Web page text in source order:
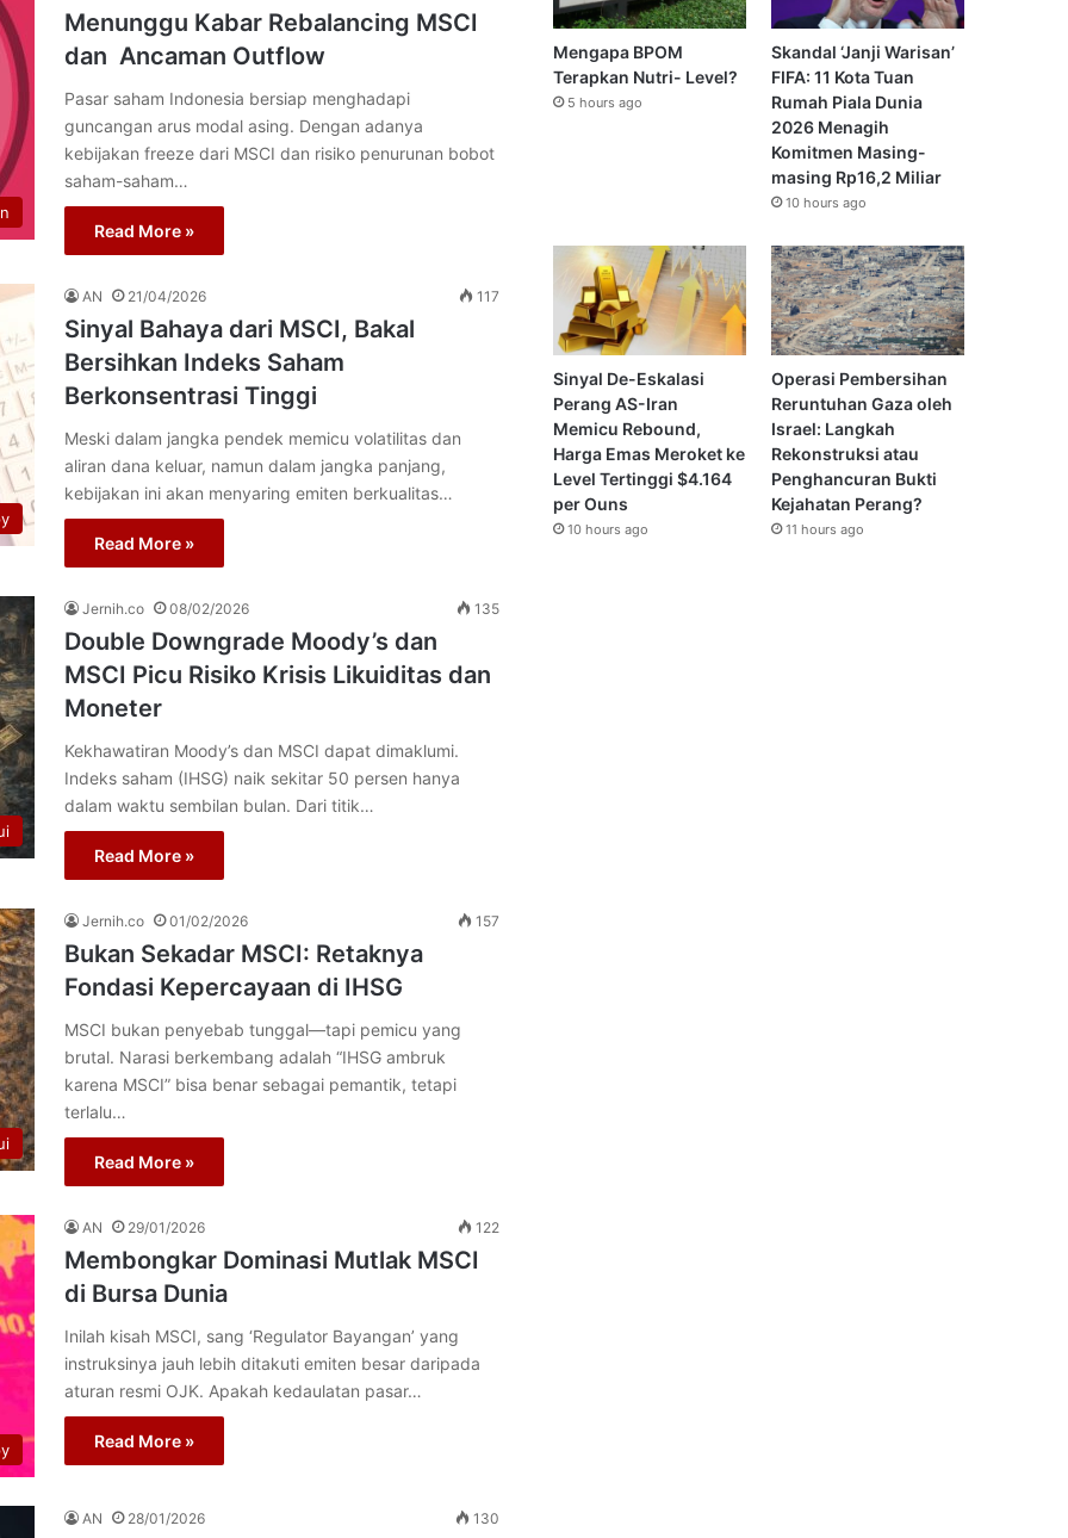
Menunggu Kabar Rebalancing MSCI
dan Ancaman Outflow
Pasar saham Indonesia bersiap menghadapi
guncangan arus modal asing. Dengan adanya
kebijakan freeze dari MSCI dan risiko penurunan bobot
saham-saham…
Read More »
AN 21/04/2026 117
Sinyal Bahaya dari MSCI, Bakal
Bersihkan Indeks Saham
Berkonsentrasi Tinggi
Meski dalam jangka pendek memicu volatilitas dan
aliran dana keluar, namun dalam jangka panjang,
kebijakan ini akan menyaring emiten berkualitas…
Read More »
Jernih.co 08/02/2026 135
Double Downgrade Moody’s dan
MSCI Picu Risiko Krisis Likuiditas dan
Moneter
Kekhawatiran Moody’s dan MSCI dapat dimaklumi.
Indeks saham (IHSG) naik sekitar 50 persen hanya
dalam waktu sembilan bulan. Dari titik…
Read More »
Jernih.co 01/02/2026 157
Bukan Sekadar MSCI: Retaknya
Fondasi Kepercayaan di IHSG
MSCI bukan penyebab tunggal—tapi pemicu yang
brutal. Narasi berkembang adalah “IHSG ambruk
karena MSCI” bisa benar sebagai pemantik, tetapi
terlalu…
Read More »
AN 29/01/2026 122
Membongkar Dominasi Mutlak MSCI
di Bursa Dunia
Inilah kisah MSCI, sang ‘Regulator Bayangan’ yang
instruksinya jauh lebih ditakuti emiten besar daripada
aturan resmi OJK. Apakah kedaulatan pasar…
Read More »
AN 28/01/2026 130
Mengapa BPOM
Terapkan Nutri- Level?
5 hours ago
Skandal ‘Janji Warisan’
FIFA: 11 Kota Tuan
Rumah Piala Dunia
2026 Menagih
Komitmen Masing-
masing Rp16,2 Miliar
10 hours ago
Sinyal De-Eskalasi
Perang AS-Iran
Memicu Rebound,
Harga Emas Meroket ke
Level Tertinggi $4.164
per Ouns
10 hours ago
Operasi Pembersihan
Reruntuhan Gaza oleh
Israel: Langkah
Rekonstruksi atau
Penghancuran Bukti
Kejahatan Perang?
11 hours ago